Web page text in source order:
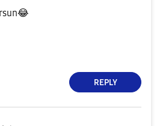
😂
REPLY